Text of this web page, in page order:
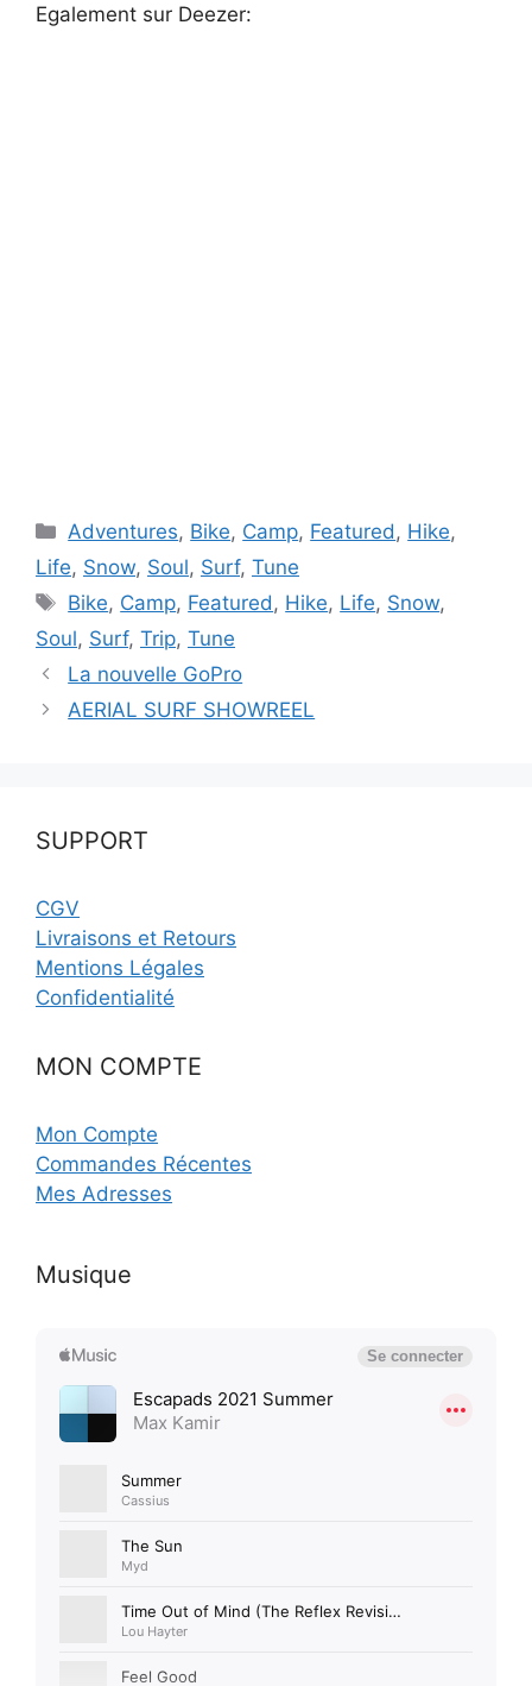
Egalement sur Deezer:
Catégories
Adventures, Bike, Camp, Featured , Hike,
Life, Snow, Soul, Surf, Tune
Étiquettes
Bike, Camp, Featured , Hike, Life, Snow,
Soul, Surf, Trip, Tune
La nouvelle GoPro
AERIAL SURF SHOWREEL
SUPPORT
CGV
Livraisons et Retours
Mentions Légales
Confidentialité
MON COMPTE
Mon Compte
Commandes Récentes
Mes Adresses
Musique